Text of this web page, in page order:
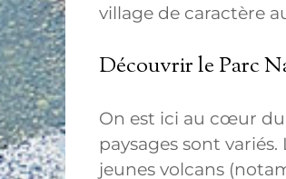
village de caractère
Découvrir le Parc
On est ici au cœur du
paysages sont
jeunes volcans